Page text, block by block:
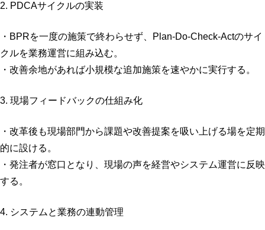
2. PDCAサイクルの実装
・BPRを一度の施策で終わらせず、Plan-Do-Check-Actのサイ
クルを業務運営に組み込む。
・改善余地があれば小規模な追加施策を速やかに実行する。
3. 現場フィードバックの仕組み化
・改革後も現場部門から課題や改善提案を吸い上げる場を定期
的に設ける。
・発注者が窓口となり、現場の声を経営やシステム運営に反映
する。
4. システムと業務の連動管理